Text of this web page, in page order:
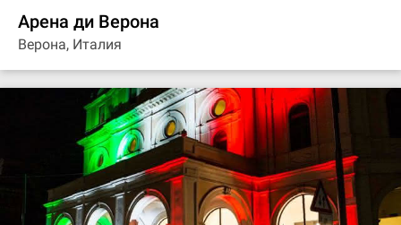
Арена ди Верона
Верона, Италия